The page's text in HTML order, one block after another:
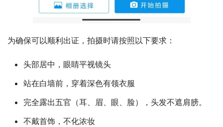
为确保可以顺利出证，拍摄时请按照以下要求：
头部居中，眼睛平视镜头
站在白墙前，穿着深色有领衣服
完全露出五官（耳、眉、眼、脸），头发不遮肩膀。
不戴首饰，不化浓妆